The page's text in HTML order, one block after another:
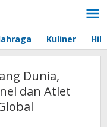
Kuliner
Dunia,
dan Atlet